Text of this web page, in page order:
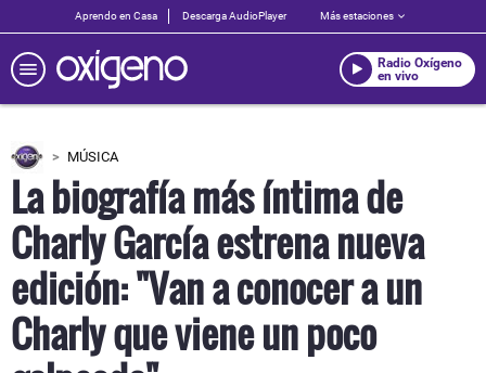
Aprendo en Casa Descarga AudioPlayer Más estaciones
Radio Oxígeno
en vivo
MÚSICA
La biografía más íntima de
Charly García estrena nueva
edición: "Van a conocer a un
Charly que viene un poco